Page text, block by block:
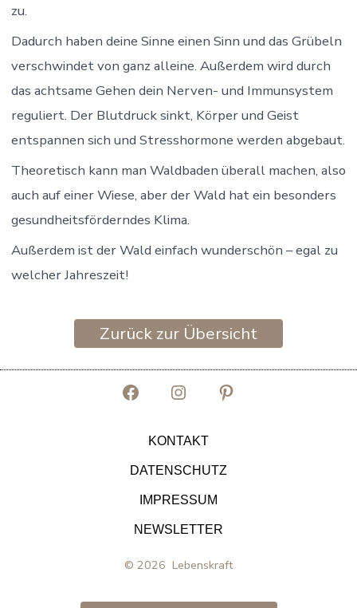
zu.
Dadurch haben deine Sinne einen Sinn und das Grübeln
verschwindet von ganz alleine. Außerdem wird durch
das achtsame Gehen dein Nerven- und Immunsystem
reguliert. Der Blutdruck sinkt, Körper und Geist
entspannen sich und Stresshormone werden abgebaut.
Theoretisch kann man Waldbaden überall machen, also
auch auf einer Wiese, aber der Wald hat ein besonders
gesundheitsförderndes Klima.
Außerdem ist der Wald einfach wunderschön – egal zu
welcher Jahreszeit!
Zurück zur Übersicht
Facebook
Tab
öffnen
Instagram
Tab
öffnen
Tab
KONTAKT
DATENSCHUTZ
IMPRESSUM
NEWSLETTER
© 2026 Lebenskraft